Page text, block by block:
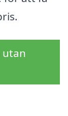
utan